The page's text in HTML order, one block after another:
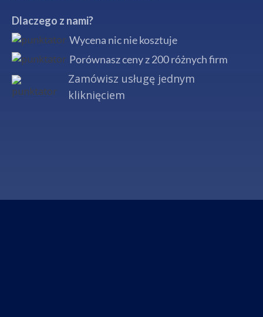
Dlaczego z nami?
Wycena nic nie kosztuje
Porównasz ceny z 200 różnych firm
Zamówisz usługę jednym
kliknięciem